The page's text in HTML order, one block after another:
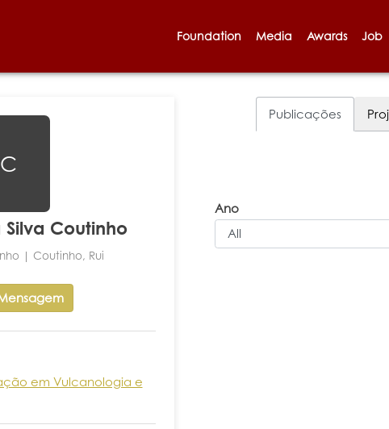
Foundation Media Awards Job
Coutinho
| Coutinho, Rui
em Vulcanologia e
Publicações
Ano